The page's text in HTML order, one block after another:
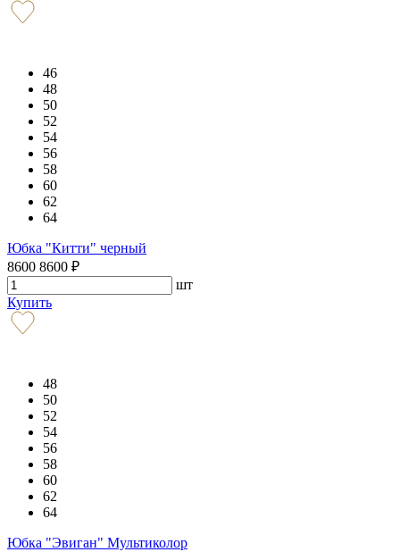
46
48
50
52
54
56
58
60
62
64
Юбка "Китти" черный
8600 8600 ₽
шт
Купить
48
50
52
54
56
58
60
62
64
Юбка "Эвиган" Мультиколор